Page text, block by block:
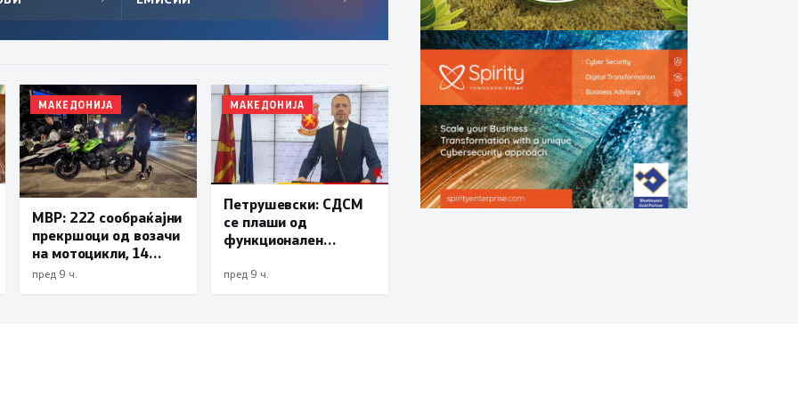
МАКЕДОНИЈА
МВР: 222 сообраќајни
прекршоци од возачи
на мотоцикли, 14
лишени поради
пред 9 ч.
МАКЕДОНИЈА
Петрушевски: СДСМ
се плаши од
функционален
град“ е доказ дека
пред 9 ч.